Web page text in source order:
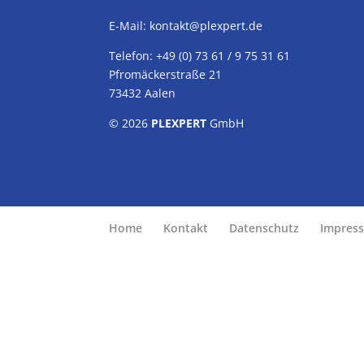
E-Mail: kontakt@plexpert.de
Telefon: +49 (0) 73 61 / 9 75 31 61
Pfromäckerstraße 21
73432 Aalen
© 2026 PLEXPERT GmbH
Home Kontakt Datenschutz